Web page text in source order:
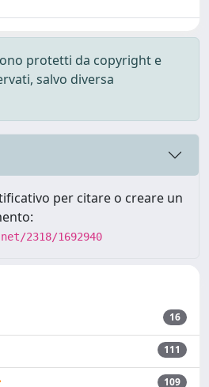
protetti da copyright e
salvo diversa
per citare o creare un
2318/1692940
16
111
109